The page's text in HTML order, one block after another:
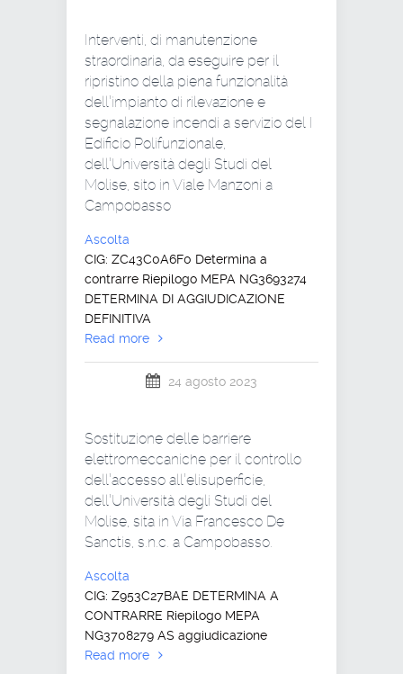
Interventi, di manutenzione
straordinaria, da eseguire per il
ripristino della piena funzionalità
dell’impianto di rilevazione e
segnalazione incendi a servizio del I
Edificio Polifunzionale,
dell’Università degli Studi del
Molise, sito in Viale Manzoni a
Campobasso
Ascolta
CIG: ZC43C0A6F0 Determina a
contrarre Riepilogo MEPA NG3693274
DETERMINA DI AGGIUDICAZIONE
DEFINITIVA
Read more
24 agosto 2023
Sostituzione delle barriere
elettromeccaniche per il controllo
dell’accesso all’elisuperficie,
dell’Università degli Studi del
Molise, sita in Via Francesco De
Sanctis, s.n.c. a Campobasso.
Ascolta
CIG: Z953C27BAE DETERMINA A
CONTRARRE Riepilogo MEPA
NG3708279 AS aggiudicazione
Read more